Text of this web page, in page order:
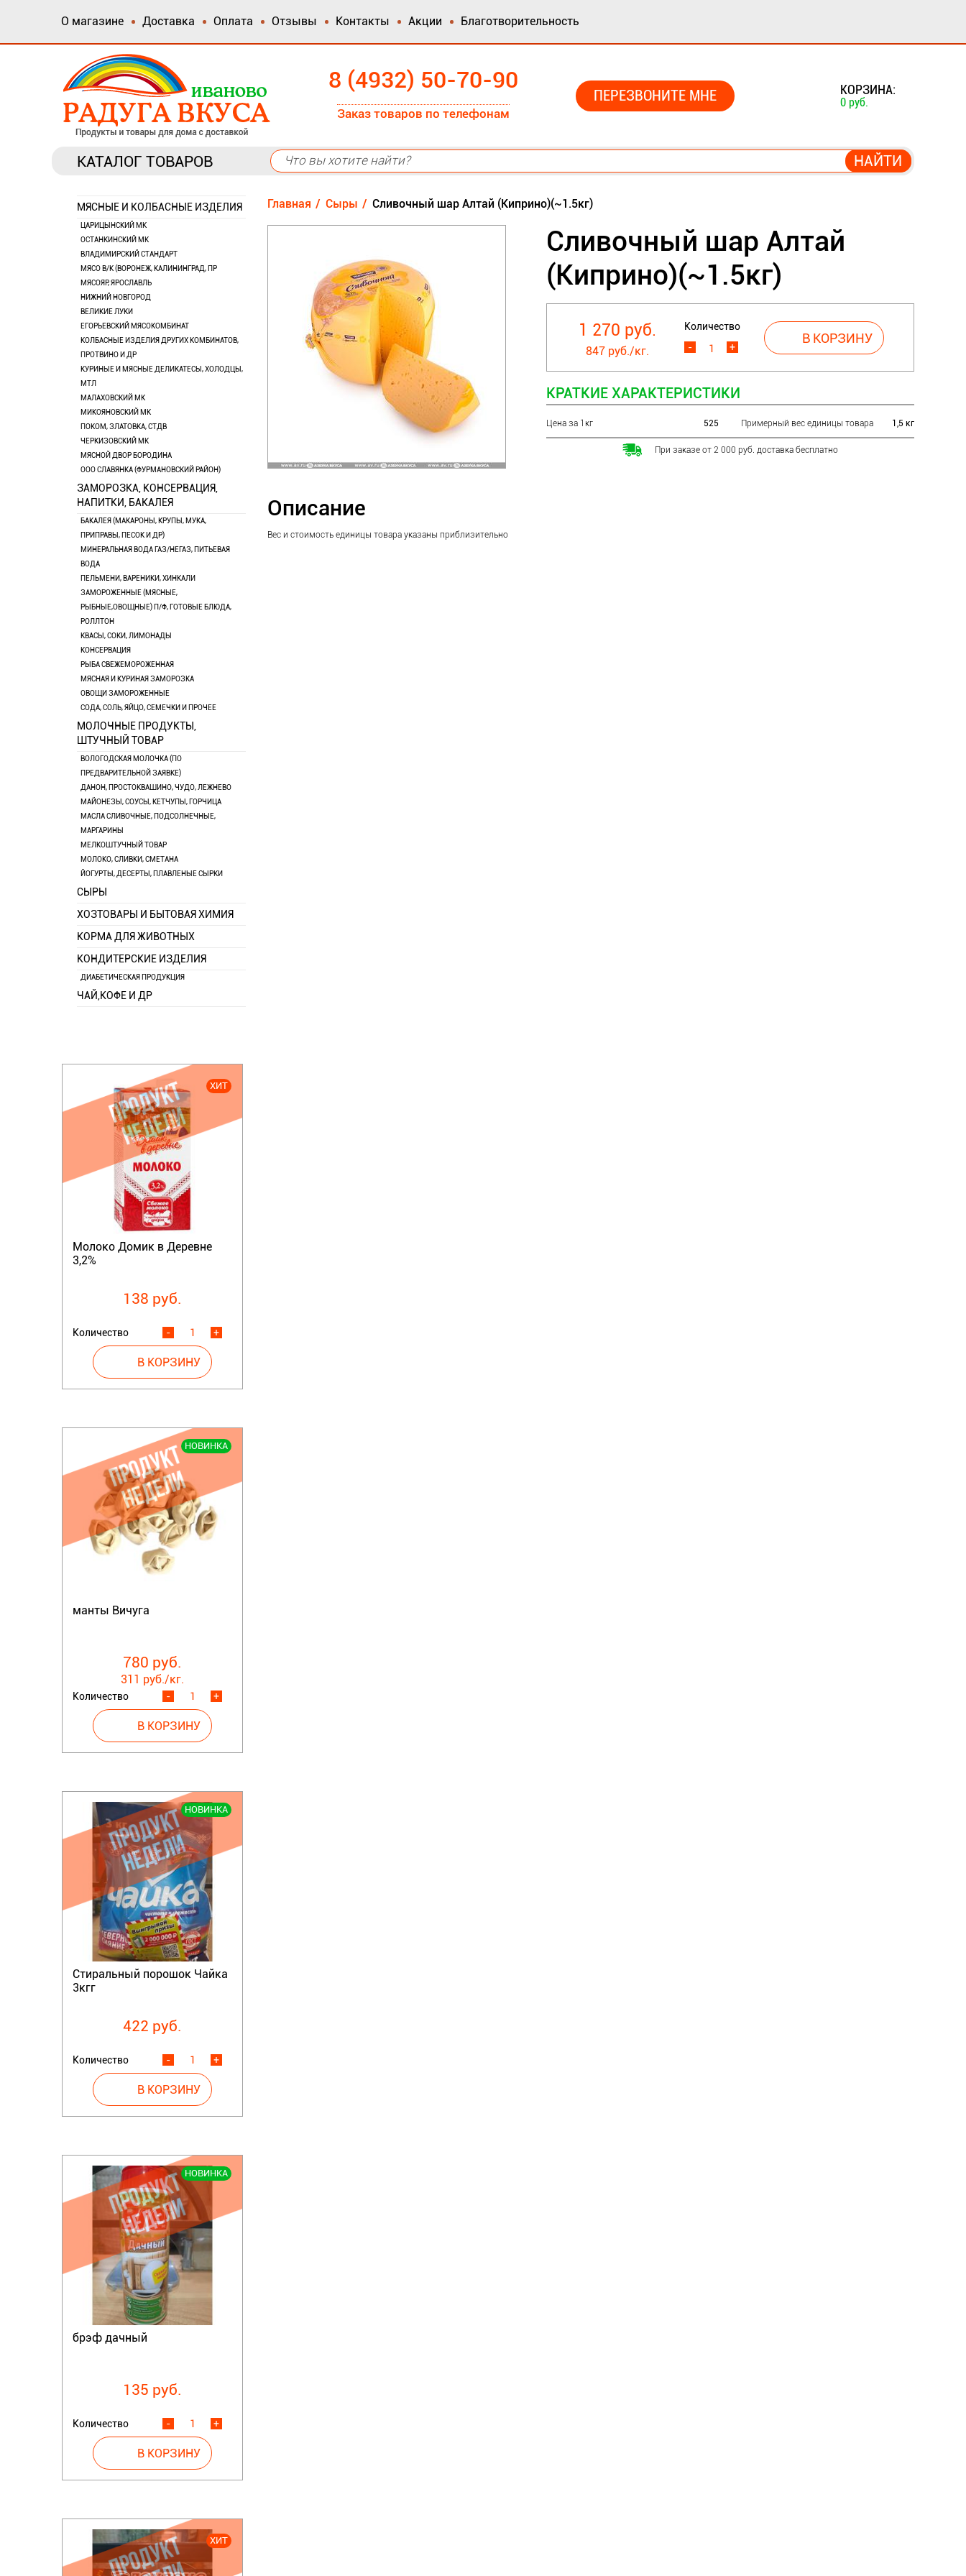
О магазине Доставка Оплата Отзывы Контакты Акции Благотворительность
8 (4932) 50-70-90
Заказ товаров по телефонам
ПЕРЕЗВОНИТЕ МНЕ КОРЗИНА:
0 руб.
КАТАЛОГ ТОВАРОВ
МЯСНЫЕ И КОЛБАСНЫЕ ИЗДЕЛИЯ
ЦАРИЦЫНСКИЙ МК
ОСТАНКИНСКИЙ МК
ВЛАДИМИРСКИЙ СТАНДАРТ
МЯСО В/К (ВОРОНЕЖ, КАЛИНИНГРАД, ПР
МЯСОЯР, ЯРОСЛАВЛЬ
НИЖНИЙ НОВГОРОД
ВЕЛИКИЕ ЛУКИ
ЕГОРЬЕВСКИЙ МЯСОКОМБИНАТ
КОЛБАСНЫЕ ИЗДЕЛИЯ ДРУГИХ КОМБИНАТОВ,
ПРОТВИНО И ДР
КУРИНЫЕ И МЯСНЫЕ ДЕЛИКАТЕСЫ, ХОЛОДЦЫ,
МТЛ
МАЛАХОВСКИЙ МК
МИКОЯНОВСКИЙ МК
ПОКОМ, ЗЛАТОВКА, СТДВ
ЧЕРКИЗОВСКИЙ МК
МЯСНОЙ ДВОР БОРОДИНА
ООО СЛАВЯНКА (ФУРМАНОВСКИЙ РАЙОН)
ЗАМОРОЗКА, КОНСЕРВАЦИЯ,
НАПИТКИ, БАКАЛЕЯ
БАКАЛЕЯ (МАКАРОНЫ, КРУПЫ, МУКА,
ПРИПРАВЫ, ПЕСОК И ДР)
МИНЕРАЛЬНАЯ ВОДА ГАЗ/НЕГАЗ, ПИТЬЕВАЯ
ВОДА
ПЕЛЬМЕНИ, ВАРЕНИКИ, ХИНКАЛИ
ЗАМОРОЖЕННЫЕ (МЯСНЫЕ,
РЫБНЫЕ,ОВОЩНЫЕ) П/Ф, ГОТОВЫЕ БЛЮДА,
РОЛЛТОН
КВАСЫ, СОКИ, ЛИМОНАДЫ
КОНСЕРВАЦИЯ
РЫБА СВЕЖЕМОРОЖЕННАЯ
МЯСНАЯ И КУРИНАЯ ЗАМОРОЗКА
ОВОЩИ ЗАМОРОЖЕННЫЕ
СОДА, СОЛЬ, ЯЙЦО, СЕМЕЧКИ И ПРОЧЕЕ
МОЛОЧНЫЕ ПРОДУКТЫ,
ШТУЧНЫЙ ТОВАР
ВОЛОГОДСКАЯ МОЛОЧКА (ПО
ПРЕДВАРИТЕЛЬНОЙ ЗАЯВКЕ)
ДАНОН, ПРОСТОКВАШИНО, ЧУДО, ЛЕЖНЕВО
МАЙОНЕЗЫ, СОУСЫ, КЕТЧУПЫ, ГОРЧИЦА
МАСЛА СЛИВОЧНЫЕ, ПОДСОЛНЕЧНЫЕ,
МАРГАРИНЫ
МЕЛКОШТУЧНЫЙ ТОВАР
МОЛОКО, СЛИВКИ, СМЕТАНА
ЙОГУРТЫ, ДЕСЕРТЫ, ПЛАВЛЕНЫЕ СЫРКИ
СЫРЫ
ХОЗТОВАРЫ И БЫТОВАЯ ХИМИЯ
КОРМА ДЛЯ ЖИВОТНЫХ
КОНДИТЕРСКИЕ ИЗДЕЛИЯ
ДИАБЕТИЧЕСКАЯ ПРОДУКЦИЯ
ЧАЙ,КОФЕ И ДР
ХИТ
Молоко Домик в Деревне
3,2%
138 руб.
Количество +
-
НОВИНКА
манты Вичуга
780 руб.
311 руб./кг.
Количество +
-
НОВИНКА
Стиральный порошок Чайка
3кгг
422 руб.
Количество +
-
НОВИНКА
брэф дачный
135 руб.
Количество +
-
ХИТ
Главная Сыры Сливочный шар Алтай (Киприно)(~1.5кг)
Сливочный шар Алтай
(Киприно)(~1.5кг)
1 270 руб.
847 руб./кг.
Количество
+
-
КРАТКИЕ ХАРАКТЕРИСТИКИ
Цена за 1кг 525 Примерный вес единицы товара 1,5 кг
При заказе от 2 000 руб. доставка бесплатно
Описание
Вес и стоимость единицы товара указаны приблизительно